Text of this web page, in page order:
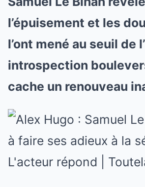
l’épuisement et les
l’ont mené au seuil de
introspection
cache un renouveau